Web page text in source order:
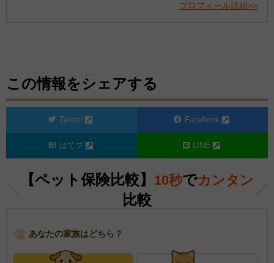
プロフィール詳細>>
この情報をシェアする
Twitter Facebook
はてブ LINE
【ペット保険比較】 10秒でカンタン
比較
あなたの家族はどちら？